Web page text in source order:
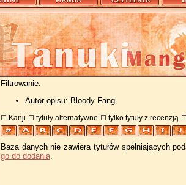
Filtrowanie:
Autor opisu: Bloody Fang
Kanji tytuły alternatywne tylko tytuły z recenzją
Baza danych nie zawiera tytułów spełniających
go do dodania.